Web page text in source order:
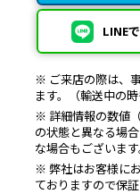
LINE
※ ご来店の際は、
ます。（輸送中の時
※ 詳細情報の数値
の状態と異なる場
な場合もございます
※ 弊社はお客様に
ておりますので保